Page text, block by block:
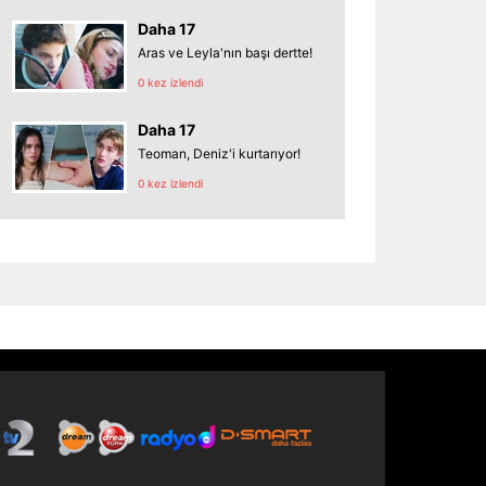
Daha 17
Aras ve Leyla'nın başı dertte!
0 kez izlendi
Daha 17
Teoman, Deniz'i kurtarıyor!
0 kez izlendi